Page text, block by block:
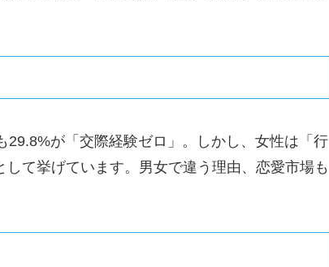
が「交際経験ゼロ」。しかし、女性は「行
て挙げています。男女で違う理由、恋愛市場も